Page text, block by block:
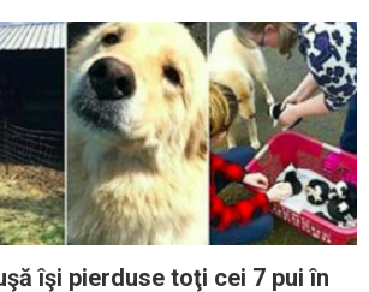
îşi pierduse toţi cei 7 pui în